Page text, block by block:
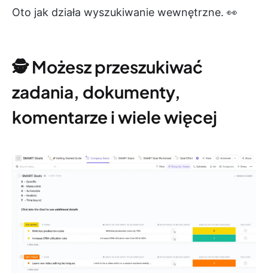
Oto jak działa wyszukiwanie wewnętrzne. 👀
🕵️ Możesz przeszukiwać
zadania, dokumenty,
komentarze i wiele więcej